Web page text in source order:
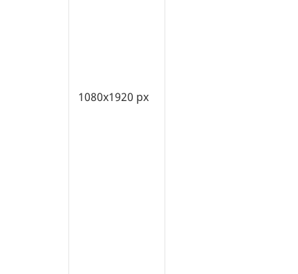
1080x1920 px